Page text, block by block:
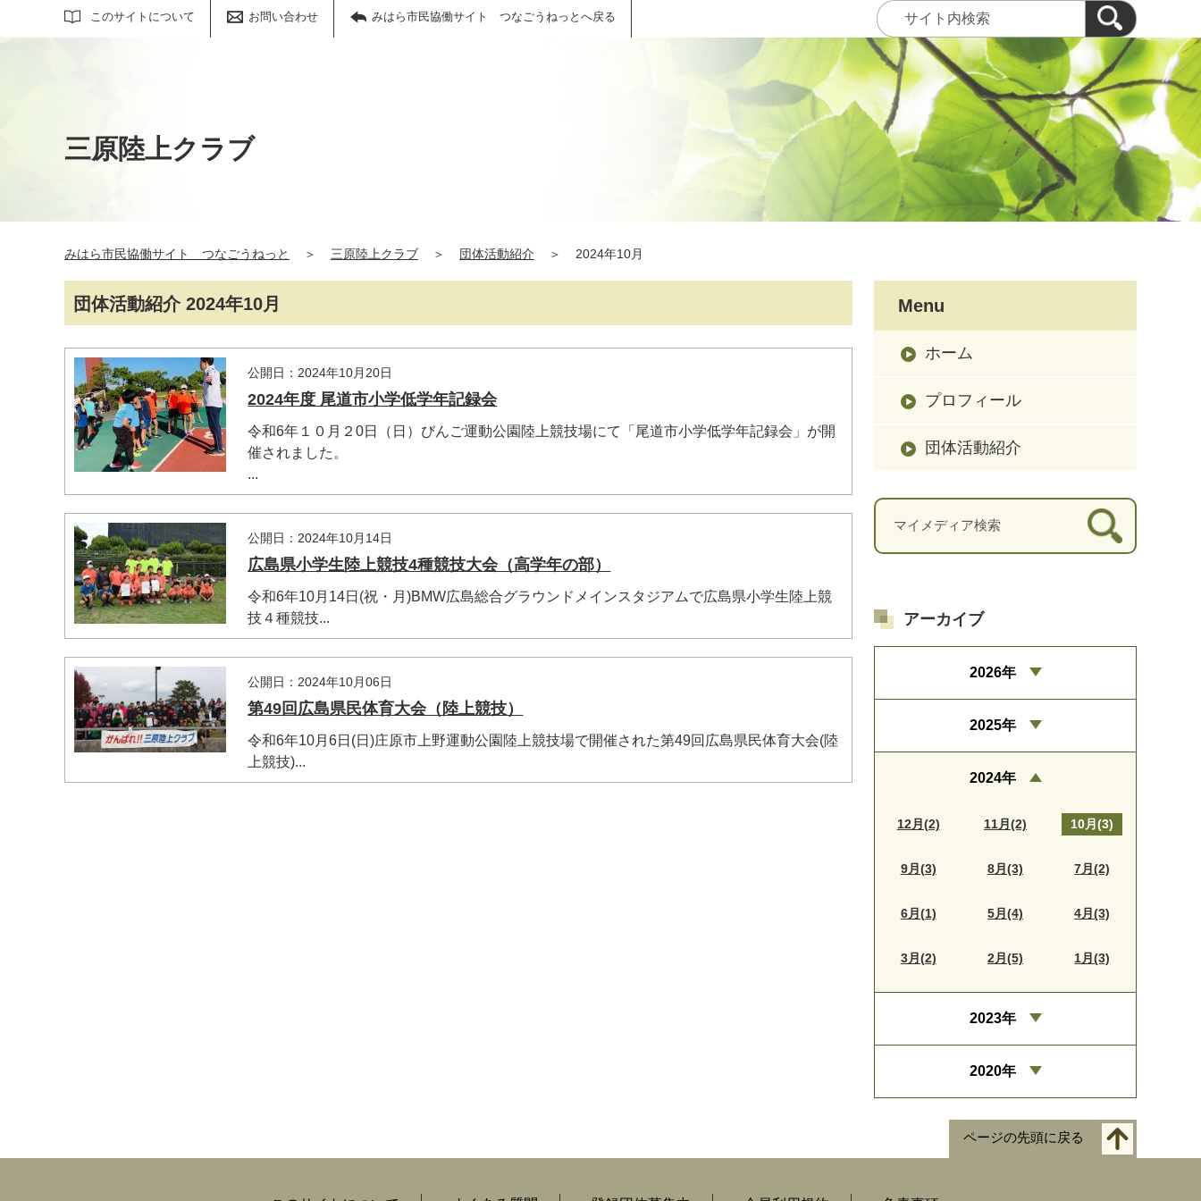
このサイトについて お問い合わせ みはら市民協働サイト つなごうねっとへ戻る
サイト内検索
三原陸上クラブ
みはら市民協働サイト つなごうねっと ＞ 三原陸上クラブ ＞ 団体活動紹介 ＞ 2024年10月
団体活動紹介 2024年10月
公開日：2024年10月20日
2024年度 尾道市小学低学年記録会
令和6年１０月２0日（日）びんご運動公園陸上競技場にて「尾道市小学低学年記録会」が開
催されました。
...
公開日：2024年10月14日
広島県小学生陸上競技4種競技大会（高学年の部）
令和6年10月14日(祝・月)BMW広島総合グラウンドメインスタジアムで広島県小学生陸上競
技４種競技...
公開日：2024年10月06日
第49回広島県民体育大会（陸上競技）
令和6年10月6日(日)庄原市上野運動公園陸上競技場で開催された第49回広島県民体育大会(陸
上競技)...
Menu
ホーム
プロフィール
団体活動紹介
マイメディア検索
アーカイブ
2026年
2025年
2024年
12月(2) 11月(2) 10月(3)
9月(3) 8月(3) 7月(2)
6月(1) 5月(4) 4月(3)
3月(2) 2月(5) 1月(3)
2023年
2020年
ページの先頭に戻る